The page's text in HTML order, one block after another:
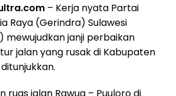
– Kerja nyata Partai
Raya (Gerindra) Sulawesi
mewujudkan janji perbaikan
jalan yang rusak di Kabupaten
ruas jalan Rawua – Puuloro di